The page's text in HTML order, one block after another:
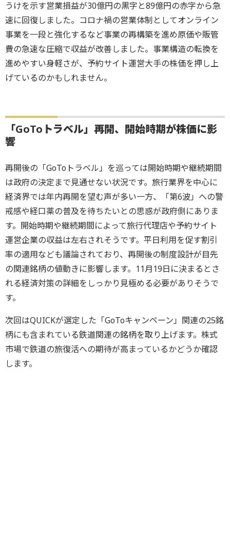
うけを示す営業損益が30億円の黒字と89億円の赤字から急
速に回復しました。コロナ禍の営業体制としてオンライン
事業を一段と強化するなど事業の再構築を進め原価や販管
費の急速な圧縮で収益が改善しました。事業構造の転換を
進めやすい身軽さが、予約サイト運営大手の株価を押し上
げているのかもしれません。
「GoToトラベル」再開、開始時期が株価に影
響
再開後の「GoToトラベル」を巡っては開始時期や継続期間
は政府の決定まで見通せない状況です。旅行業界を中心に
経済界では年内再開を望む声が多い一方、「第6波」への警
戒感や経口薬の普及を待ちたいとの思惑が政府側にありま
す。開始時期や継続期間によって旅行代理店や予約サイト
運営企業の収益は左右されそうです。平日利用を促す割引
率の適用なども議論されており、再開後の制度設計が目先
の関連銘柄の値動きに影響します。11月19日に決まるとさ
れる経済対策の詳細をしっかり見極める必要がありそうで
す。
次回はQUICKが選定した「GoToキャンペーン」関連の25銘
柄にも含まれている鉄道関連の銘柄を取り上げます。株式
市場で鉄道の旅復活への期待が高まっているかどうか確認
します。